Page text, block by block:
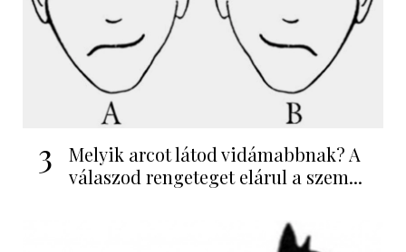
3
Melyik arcot látod vidámabbnak? A
válaszod rengeteget elárul a szem...